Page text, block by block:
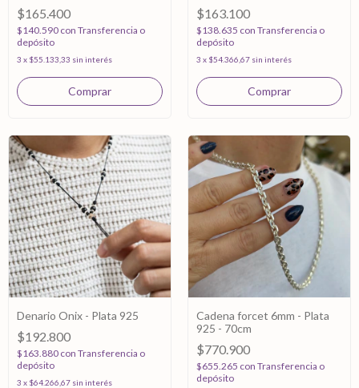
$165.400
$140.590 con Transferencia o
depósito
3 x $55.133,33 sin interés
$163.100
$138.635 con Transferencia o
depósito
3 x $54.366,67 sin interés
Denario Onix - Plata 925
$192.800
$163.880 con Transferencia o
depósito
3 x $64.266,67 sin interés
Cadena forcet 6mm - Plata
925 - 70cm
$770.900
$655.265 con Transferencia o
depósito